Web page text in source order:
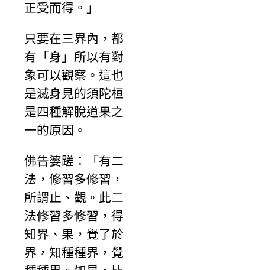
正受而得。」
只要在三界內，都
有「身」所以有對
象可以觀察。這也
是滅身見的須陀桓
是四種解脫道果之
一的原因。
佛告婆蹉：「有二
法，修習多修習，
所謂止、觀。此二
法修習多修習，得
知界、果，覺了於
界，知種種界，覺